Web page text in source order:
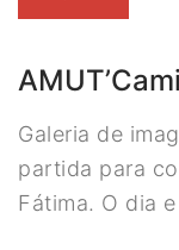
Galeria de
partida para
Fátima. O dia